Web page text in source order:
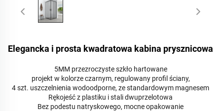
Elegancka i prosta kwadratowa kabina prysznicowa
5MM przezroczyste szkło hartowane
projekt w kolorze czarnym, regulowany profil ściany,
4 szt. uszczelnienia wodoodporne, ze standardowym magnesem
Rękojeść z plastiku i stali dwuprzelotowa
Bez podestu natryskowego, mocne opakowanie